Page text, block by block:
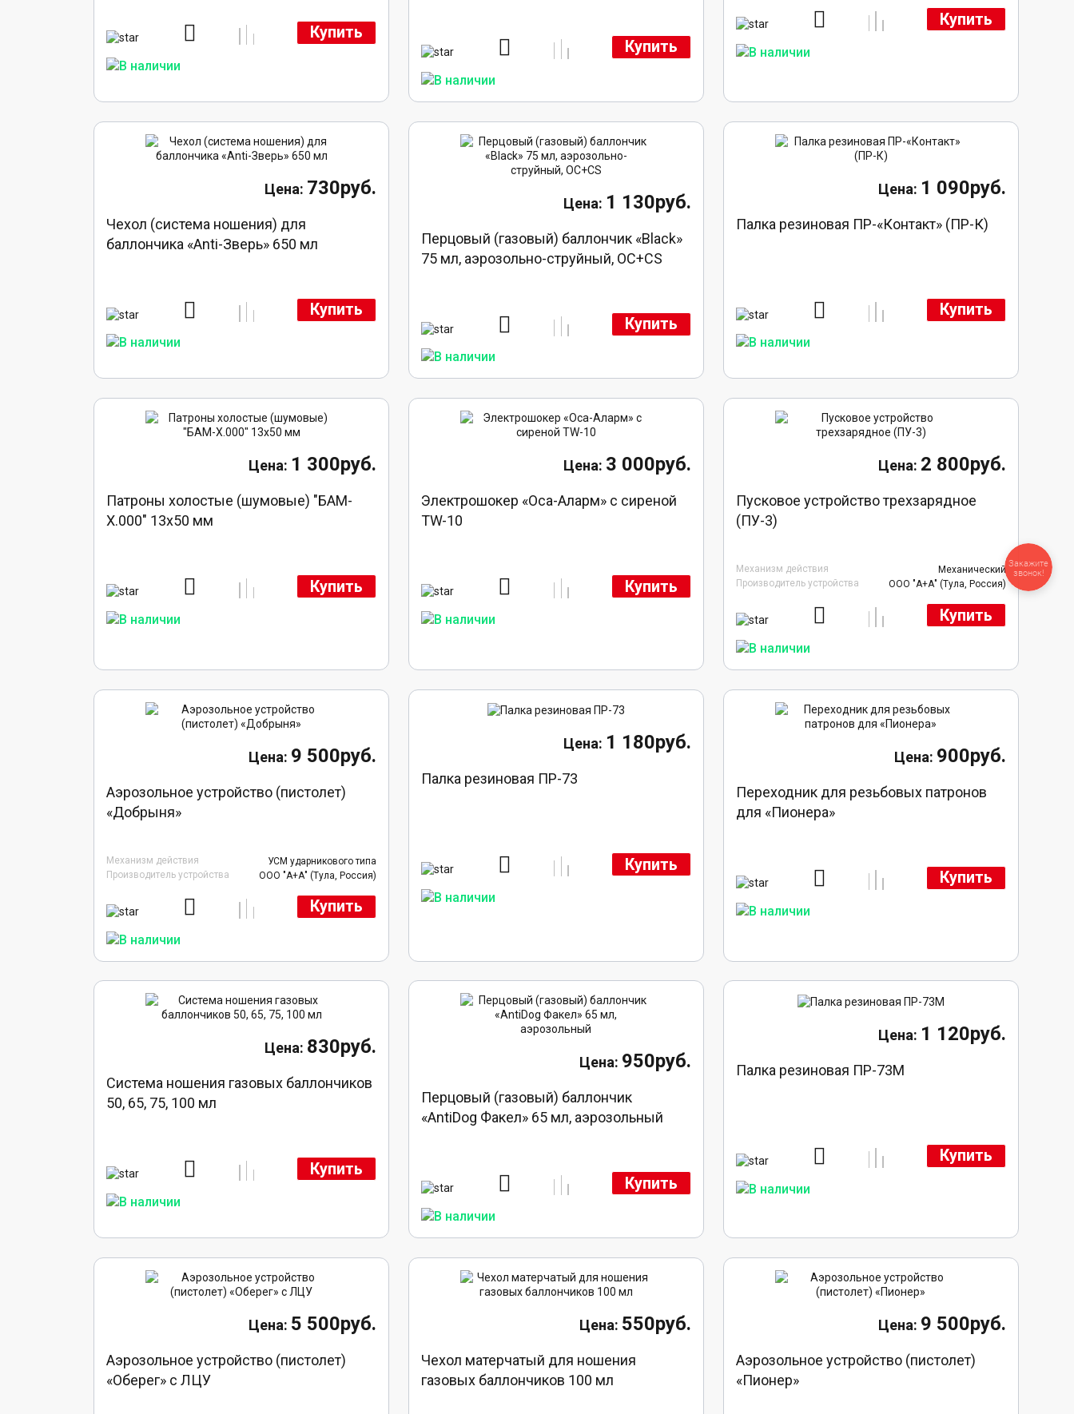
Купить
Купить
Купить
730руб.
Чехол (система ношения) для
баллончика «Anti-Зверь» 650 мл
Купить
1 130руб.
Перцовый (газовый) баллончик «Black»
75 мл, аэрозольно-струйный, ОC+CS
Купить
1 090руб.
Палка резиновая ПР-«Контакт» (ПР-К)
Купить
1 300руб.
Патроны холостые (шумовые) "БАМ-
Х.000" 13х50 мм
Купить
3 000руб.
Электрошокер «Оса-Аларм» с сиреной
TW-10
Купить
2 800руб.
Пусковое устройство трехзарядное
(ПУ-3)
Механизм действия
Механический
Производитель устройства
ООО "А+А" (Тула, Россия)
Купить
9 500руб.
Аэрозольное устройство (пистолет)
«Добрыня»
Механизм действия
УСМ ударникового типа
Производитель устройства
ООО "А+А" (Тула, Россия)
Купить
1 180руб.
Палка резиновая ПР-73
Купить
900руб.
Переходник для резьбовых патронов
для «Пионера»
Купить
830руб.
Система ношения газовых баллончиков
50, 65, 75, 100 мл
Купить
950руб.
Перцовый (газовый) баллончик
«AntiDog Факел» 65 мл, аэрозольный
Купить
1 120руб.
Палка резиновая ПР-73М
Купить
5 500руб.
Аэрозольное устройство (пистолет)
«Оберег» с ЛЦУ
550руб.
Чехол матерчатый для ношения
газовых баллончиков 100 мл
9 500руб.
Аэрозольное устройство (пистолет)
«Пионер»
Закажите
звонок!